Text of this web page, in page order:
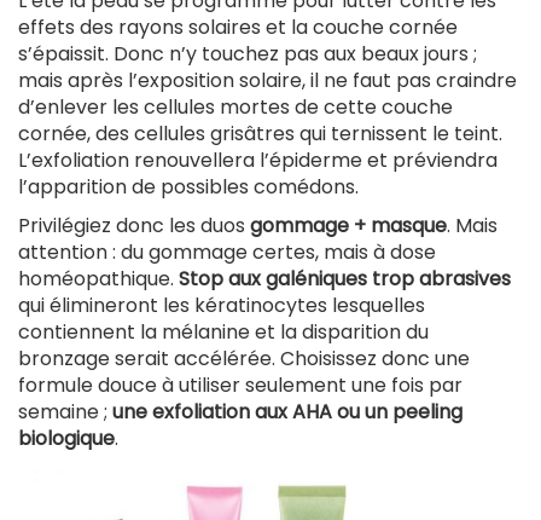
effets des rayons solaires et la couche cornée
s’épaissit. Donc n’y touchez pas aux beaux jours ;
mais après l’exposition solaire, il ne faut pas craindre
d’enlever les cellules mortes de cette couche
cornée, des cellules grisâtres qui ternissent le teint.
L’exfoliation renouvellera l’épiderme et préviendra
l’apparition de possibles comédons.
Privilégiez donc les duos gommage + masque. Mais
attention : du gommage certes, mais à dose
homéopathique. Stop aux galéniques trop abrasives
qui élimineront les kératinocytes lesquelles
contiennent la mélanine et la disparition du
bronzage serait accélérée. Choisissez donc une
formule douce à utiliser seulement une fois par
semaine ; une exfoliation aux AHA ou un peeling
biologique.